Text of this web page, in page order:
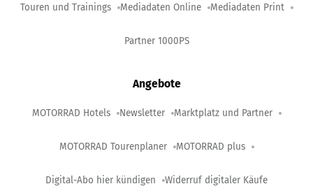
Touren und Trainings Mediadaten Online Mediadaten Print
Partner 1000PS
Angebote
MOTORRAD Hotels Newsletter Marktplatz und Partner
MOTORRAD Tourenplaner MOTORRAD plus
Digital-Abo hier kündigen Widerruf digitaler Käufe